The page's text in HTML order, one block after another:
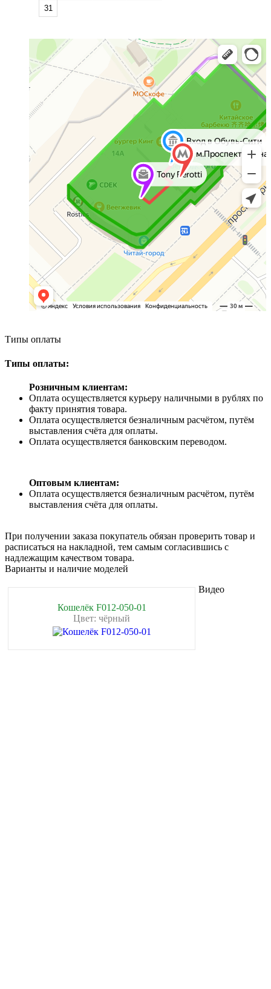
31
Типы оплаты
Типы оплаты:
Розничным клиентам:
Оплата осуществляется курьеру наличными в рублях по
факту принятия товара.
Оплата осуществляется безналичным расчётом, путём
выставления счёта для оплаты.
Оплата осуществляется банковским переводом.
Оптовым клиентам:
Оплата осуществляется безналичным расчётом, путём
выставления счёта для оплаты.
При получении заказа покупатель обязан проверить товар и
расписаться на накладной, тем самым согласившись с
надлежащим качеством товара.
Варианты и наличие моделей
Кошелёк F012-050-01
Цвет: чёрный
Видео